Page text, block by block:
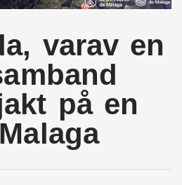
varav en
på en